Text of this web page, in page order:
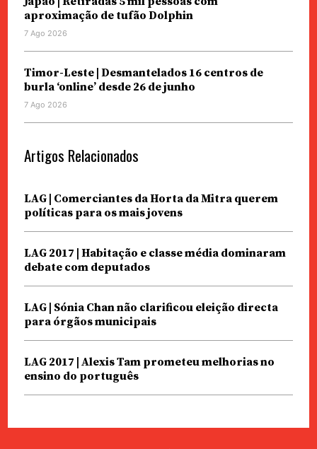
aproximação de tufão Dolphin
7 Ago 2026
Timor-Leste | Desmantelados 16 centros de
burla ‘online’ desde 26 de junho
7 Ago 2026
Artigos Relacionados
LAG | Comerciantes da Horta da Mitra querem
políticas para os mais jovens
LAG 2017 | Habitação e classe média dominaram
debate com deputados
LAG | Sónia Chan não clarificou eleição directa
para órgãos municipais
LAG 2017 | Alexis Tam prometeu melhorias no
ensino do português